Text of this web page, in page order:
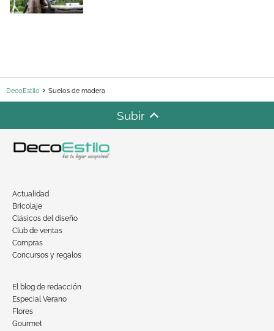
DecoEstilo Suelos de madera
Subir
Actualidad
Bricolaje
Clásicos del diseño
Club de ventas
Compras
Concursos y regalos
El blog de redacción
Especial Verano
Flores
Gourmet